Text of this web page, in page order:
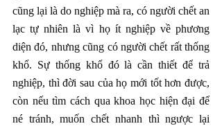
cũng lại là do nghiệp mà ra, có người chết an
lạc tự nhiên là vì họ ít nghiệp về phương
diện đó, nhưng cũng có người chết rất thống
khổ. Sự thống khổ đó là cần thiết để trả
nghiệp, thì đời sau của họ mới tốt hơn được,
còn nếu tìm cách qua khoa học hiện đại để
né tránh, muốn chết nhanh thì ngược lại